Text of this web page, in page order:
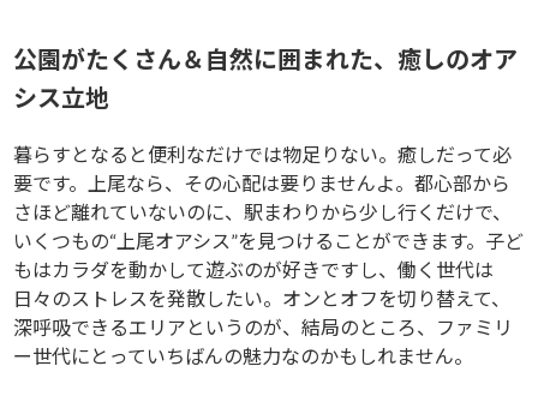
公園がたくさん＆自然に囲まれた、癒しのオア
シス立地
暮らすとなると便利なだけでは物足りない。癒しだって必
要です。上尾なら、その心配は要りませんよ。都心部から
さほど離れていないのに、駅まわりから少し行くだけで、
いくつもの“上尾オアシス”を見つけることができます。子ど
もはカラダを動かして遊ぶのが好きですし、働く世代は
日々のストレスを発散したい。オンとオフを切り替えて、
深呼吸できるエリアというのが、結局のところ、ファミリ
ー世代にとっていちばんの魅力なのかもしれません。